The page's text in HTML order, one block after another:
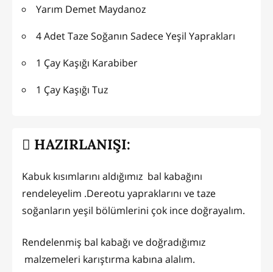
Yarım Demet Maydanoz
4 Adet Taze Soğanın Sadece Yeşil Yaprakları
1 Çay Kaşığı Karabiber
1 Çay Kaşığı Tuz
HAZIRLANIŞI:
Kabuk kısımlarını aldığımız bal kabağını
rendeleyelim .Dereotu yapraklarını ve taze
soğanların yeşil bölümlerini çok ince doğrayalım.
Rendelenmiş bal kabağı ve doğradığımız
malzemeleri karıştırma kabına alalım.